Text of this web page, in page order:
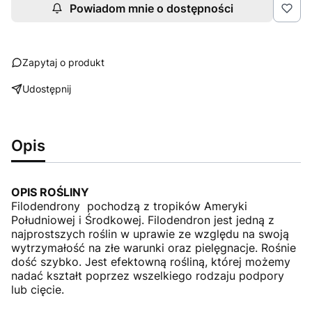
Powiadom mnie o dostępności
Zapytaj o produkt
Udostępnij
Opis
OPIS ROŚLINY
Filodendrony pochodzą z tropików Ameryki
Południowej i Środkowej. Filodendron jest jedną z
najprostszych roślin w uprawie ze względu na swoją
wytrzymałość na złe warunki oraz pielęgnacje. Rośnie
dość szybko. Jest efektowną rośliną, której możemy
nadać kształt poprzez wszelkiego rodzaju podpory
lub cięcie.